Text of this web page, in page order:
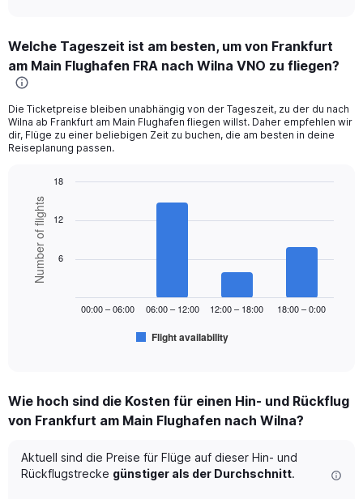
Range:
12
categories.
chart
has
1
displaying
values.
Range:
360.
Welche Tageszeit ist am besten, um von Frankfurt
am Main Flughafen FRA nach Wilna VNO zu fliegen?
Die Ticketpreise bleiben unabhängig von der Tageszeit, zu der du nach
Wilna ab Frankfurt am Main Flughafen fliegen willst. Daher empfehlen wir
dir, Flüge zu einer beliebigen Zeit zu buchen, die am besten in deine
Reiseplanung passen.
Bar
chart
with
bars.
The
Range:
6
The
chart
has
Chart
graphic.
Number of flights
Flight availability
00:00 – 06:00 06:00 – 12:00 12:00 – 18:00 18:00 – 0:00
6
12
18
Wie hoch sind die Kosten für einen Hin- und Rückflug
von Frankfurt am Main Flughafen nach Wilna?
Aktuell sind die Preise für Flüge auf dieser Hin- und
Rückflugstrecke günstiger als der Durchschnitt.